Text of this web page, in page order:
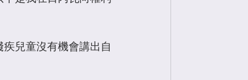
兒童沒有機會講出自